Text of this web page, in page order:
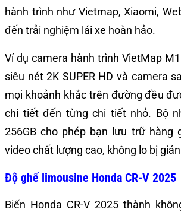
hành trình như Vietmap, Xiaomi,
đến trải nghiệm lái xe hoàn hảo.
Ví dụ camera hành trình VietMap
siêu nét 2K SUPER HD và camera
mọi khoảnh khắc trên đường đều
chi tiết đến từng chi tiết nhỏ. Bộ
256GB cho phép bạn lưu trữ hàng
video chất lượng cao, không lo bị
Độ ghế limousine Honda CR-V 2025
Biến Honda CR-V 2025 thành